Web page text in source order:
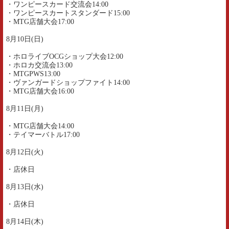
・ワンピースカード交流会14:00
・ワンピースカートスタンダード15:00
・MTG店舗大会17:00
8月10日(日)
・ホロライブOCGショップ大会12:00
・ホロカ交流会13:00
・MTGPWS13:00
・ヴァンガードショップファイト14:00
・MTG店舗大会16:00
8月11日(月)
・MTG店舗大会14:00
・テイマーバトル17:00
8月12日(火)
・店休日
8月13日(水)
・店休日
8月14日(木)